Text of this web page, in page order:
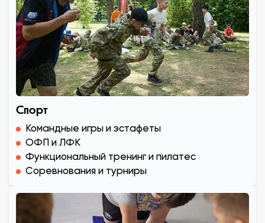
Спорт
Командные игры и эстафеты
ОФП и ЛФК
Функциональный тренинг и пилатес
Соревнования и турниры